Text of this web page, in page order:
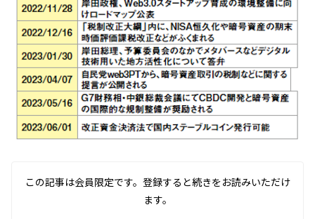
この記事は会員限定です。登録すると続きをお読みいただけ
ます。